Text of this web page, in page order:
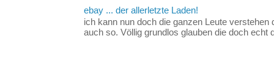
ebay ... der allerletzte Laden!
ich kann nun doch die ganzen Leute
auch so. Völlig grundlos glauben die doch echt